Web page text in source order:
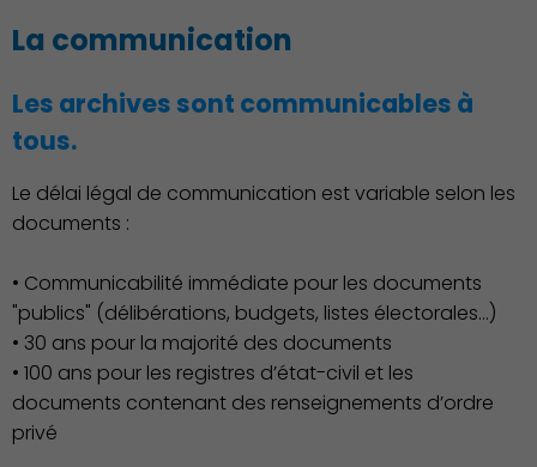
La communication
Les archives sont communicables à
tous.
Le délai légal de communication est variable selon les
documents :
• Communicabilité immédiate pour les documents
"publics" (délibérations, budgets, listes électorales…)
• 30 ans pour la majorité des documents
• 100 ans pour les registres d’état-civil et les
documents contenant des renseignements d’ordre
privé